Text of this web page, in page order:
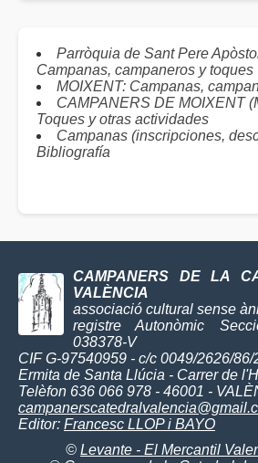
Parròquia de Sant Pere
Campanas, campaneros y toques
MOIXENT: Campanas,
CAMPANERS DE MOIXENT
Toques y otras actividades
Campanas (inscripciones,
Bibliografía
CAMPANERS DE LA
VALÈNCIA
associació cultural sense
registre Autonòmic
038378-V
CIF G-97540959 - c/c 0049/2626/86/
Ermita de Santa Llúcia - Carrer de
Telèfon 636 066 978 - 46001 -
Editor: Francesc LLOP i BAYO
© Levante - El Mercantil